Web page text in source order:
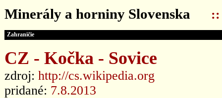
Minerály a horniny Slovenska ::
Zahraničie
CZ - Kočka - Sovice
zdroj: http://cs.wikipedia.org
pridané: 7.8.2013